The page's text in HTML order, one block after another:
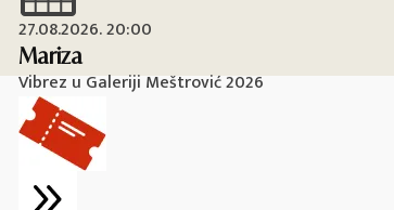
27.08.2026. 20:00
Mariza
Vibrez u Galeriji Meštrović 2026